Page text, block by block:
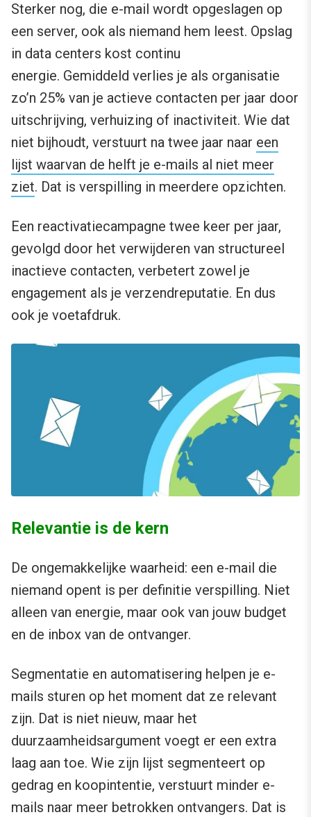
Sterker nog, die e-mail wordt opgeslagen op
een server, ook als niemand hem leest. Opslag
in data centers kost continu
energie. Gemiddeld verlies je als organisatie
zo’n 25% van je actieve contacten per jaar door
uitschrijving, verhuizing of inactiviteit. Wie dat
niet bijhoudt, verstuurt na twee jaar naar een
lijst waarvan de helft je e-mails al niet meer
ziet. Dat is verspilling in meerdere opzichten.
Een reactivatiecampagne twee keer per jaar,
gevolgd door het verwijderen van structureel
inactieve contacten, verbetert zowel je
engagement als je verzendreputatie. En dus
ook je voetafdruk.
Relevantie is de kern
De ongemakkelijke waarheid: een e-mail die
niemand opent is per definitie verspilling. Niet
alleen van energie, maar ook van jouw budget
en de inbox van de ontvanger.
Segmentatie en automatisering helpen je e-
mails sturen op het moment dat ze relevant
zijn. Dat is niet nieuw, maar het
duurzaamheidsargument voegt er een extra
laag aan toe. Wie zijn lijst segmenteert op
gedrag en koopintentie, verstuurt minder e-
mails naar meer betrokken ontvangers. Dat is